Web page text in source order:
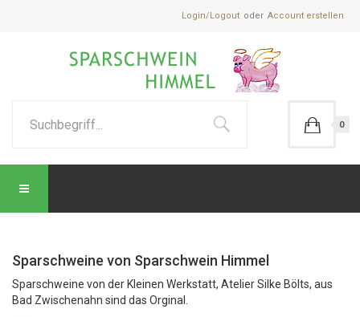
Login/Logout Account erstellen
0
Sparschweine von Sparschwein Himmel
Sparschweine von der Kleinen Werkstatt, Atelier Silke Bölts, aus
Bad Zwischenahn sind das Orginal.